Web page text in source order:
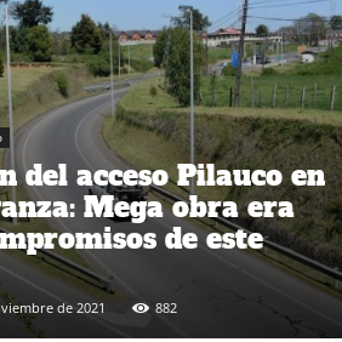
del acceso Pilauco en
Mega obra era
de este
de 2021 882